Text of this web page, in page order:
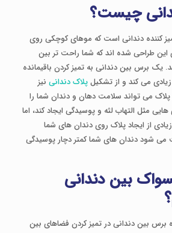
چیست؟
کننده دندانی است که موهای کوچکی روی
این طراحی شده اند که شما راحت تر بین
یک برس بین دندانی به تمیز کردن باقیمانده
می کند و از تشکیلپلاک دندانینیز
می تواند سلامت دهان و دندان شما را
مثل التهاب لثه و پوسیدگی ایجاد کند، اما
از ایجاد پلاک روی دندان های شما
می شود دندان های شما کمتر دچار پوسیدگی
بین دندانی
برس بین دندانی در تمیز کردن فضاهای بین